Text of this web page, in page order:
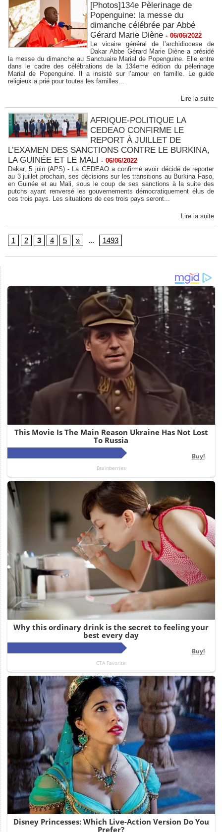
[Photos]134e Pèlerinage de
Popenguine: la messe du
dimanche célébrée par Abbé
Gérard Marie Diène - 06/06/2022
Le vicaire général de l’archidiocese de
Dakar Abbe Gérard Marie Diène a présidé
la messe du dimanche au Sanctuaire Marial de Popenguine. Elle entre
dans le cadre des célébrations de la 134eme édition du pèlerinage
Marial de Popenguine. Il a insisté sur l’amour en famille. Le guide
religieux a prié pour toutes les familles...
Lire la suite
AFRIQUE-POLITIQUE LA
CEDEAO CONFIRME LE
REPORT À JUILLET DE
L’EXAMEN DES SANCTIONS CONTRE LE BURKINA,
LA GUINÉE ET LE MALI - 06/06/2022
Dakar, 5 juin (APS) - La CEDEAO a confirmé avoir décidé de reporter
au 3 juillet prochain, ses décisions sur les transitions au Burkina Faso,
en Guinée et au Mali, sous le coup de ses sanctions à la suite des
putchs ayant renversé les gouvernements démocratiquement élus de
ces trois pays. Les situations de ces trois pays seront...
Lire la suite
1 2 3 4 5 » ... 1493